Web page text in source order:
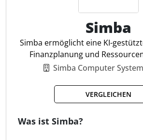
Dokumenten-Upload
Dokumentenaustausch
Rechnungen digital erstellen
Digitale Signatur
Automatische Belegverarbeitung
BWA-Reporting
Stammdatenverwaltung
Simba
Simba ermöglicht eine KI-
Finanzplanung und
Simba Computer
VERGLEICHEN
Was ist Simba?